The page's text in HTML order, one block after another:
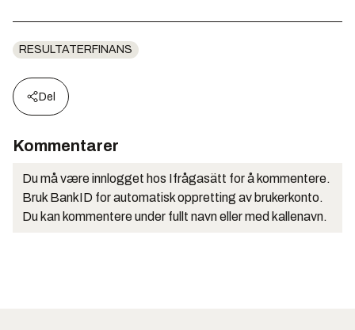
RESULTATERFINANS
Del
Kommentarer
Du må være innlogget hos Ifrågasätt for å kommentere.
Bruk BankID for automatisk oppretting av brukerkonto.
Du kan kommentere under fullt navn eller med kallenavn.